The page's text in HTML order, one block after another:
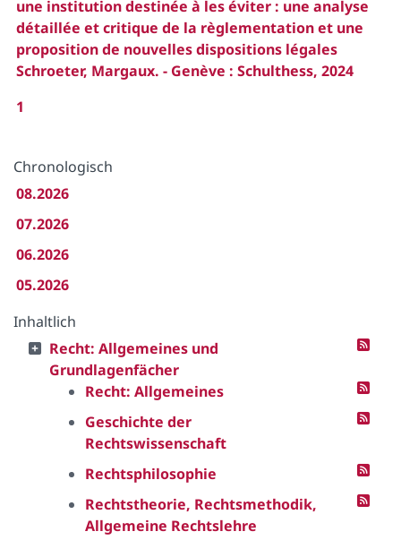
une institution destinée à les éviter : une analyse
détaillée et critique de la règlementation et une
proposition de nouvelles dispositions légales
Schroeter, Margaux. - Genève : Schulthess, 2024
1
Chronologisch
08.2026
07.2026
06.2026
05.2026
Inhaltlich
Recht: Allgemeines und
Grundlagenfächer
Recht: Allgemeines
Geschichte der
Rechtswissenschaft
Rechtsphilosophie
Rechtstheorie, Rechtsmethodik,
Allgemeine Rechtslehre